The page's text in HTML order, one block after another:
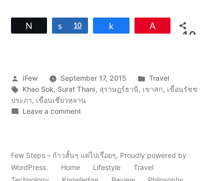
Share
10
10
Posted
by
iFew September 17, 2015
Posted
in
Travel
Tags:
Khao Sok, Surat Thani, สุราษฎร์ธานี, เขาสก, เขื่อนรัชช
ประภา, เขื่อนเชี่ยวหลาน
Leave a commenton
วัน
มันส์
Few Steps – ก้าวสั้นๆ แต่ไปเรื่อยๆ, Proudly powered by
WordPress.
Home Lifestyle
Travel